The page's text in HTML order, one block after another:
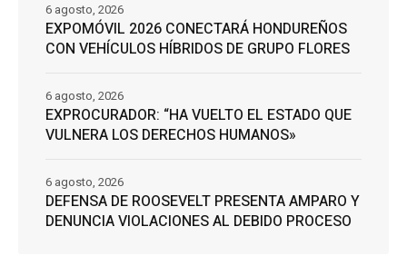
EXPOMÓVIL 2026 CONECTARÁ HONDUREÑOS
CON VEHÍCULOS HÍBRIDOS DE GRUPO FLORES
6 agosto, 2026
EXPROCURADOR: “HA VUELTO EL ESTADO QUE
VULNERA LOS DERECHOS HUMANOS»
6 agosto, 2026
DEFENSA DE ROOSEVELT PRESENTA AMPARO Y
DENUNCIA VIOLACIONES AL DEBIDO PROCESO
6 agosto, 2026